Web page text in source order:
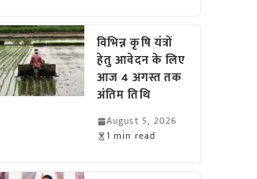
विभिन्न कृषि यंत्रों
हेतु आवेदन के लिए
आज 4 अगस्त तक
अंतिम तिथि
August 5, 2026
1 min read